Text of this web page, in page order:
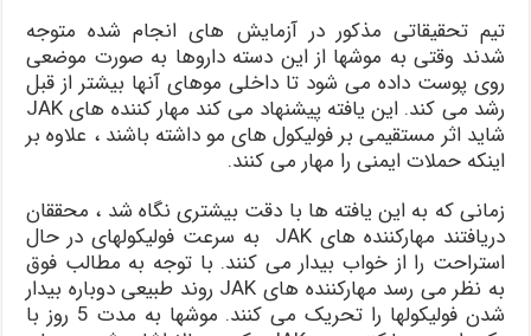
تیم تحقیقاتی مذکور در آزمایش های انجام شده متوجه
شدند وقتی به موشها از این دسته داروها به صورت موضعی
روی پوست داده می شود تا داخلی موهای آنها بیشتر از قبل
رشد می کند. این یافته پیشنهاد می کند مهار کننده های JAK
شاید اثر مستقیمی بر فولیکول های مو داشته باشند ، علاوه بر
اینکه حملات ایمنی را مهار می کنند.
زمانی که به این یافته ها با دقت بیشتری نگاه شد ، محققان
دریافتند مهارکننده های JAK به سرعت فولیکولهای در حال
استراحت را از خواب بیدار می کنند. با توجه به مطالب فوق
به نظر می رسد مهارکننده های JAK روند طبیعی دوباره بیدار
شدن فولیکولها را تحریک می کنند. موشها به مدت 5 روز با